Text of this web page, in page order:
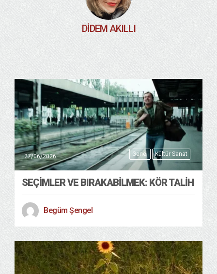
DIDEM AKILLI
Genel Kültür Sanat
27/06/2026
SEÇIMLER VE BIRAKABILMEK: KÖR TALIH
Begüm Şengel